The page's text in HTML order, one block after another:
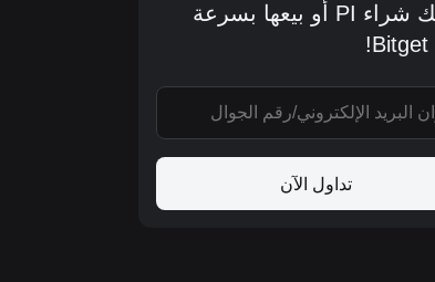
يُمكنك شراء PI أو بيعها بسرعة
تداول الآن